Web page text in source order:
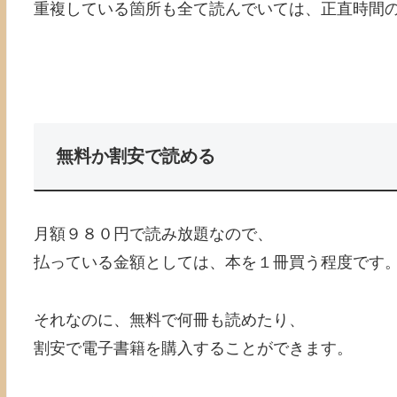
重複している箇所も全て読んでいては、正直時間
無料か割安で読める
月額９８０円で読み放題なので、
払っている金額としては、本を１冊買う程度です。
それなのに、無料で何冊も読めたり、
割安で電子書籍を購入することができます。